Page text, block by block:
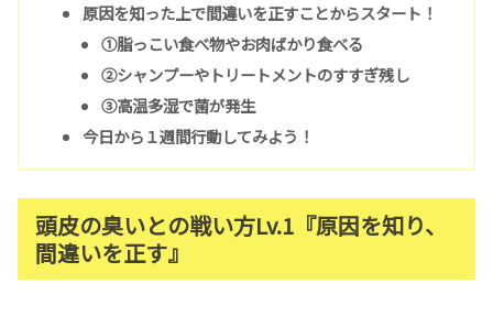
原因を知った上で間違いを正すことからスタート！
①脂っこい食べ物やお肉ばかり食べる
②シャンプーやトリートメントのすすぎ残し
③高温多湿で菌が発生
今日から１週間行動してみよう！
頭皮の臭いとの戦い方Lv.1『原因を知り、
間違いを正す』